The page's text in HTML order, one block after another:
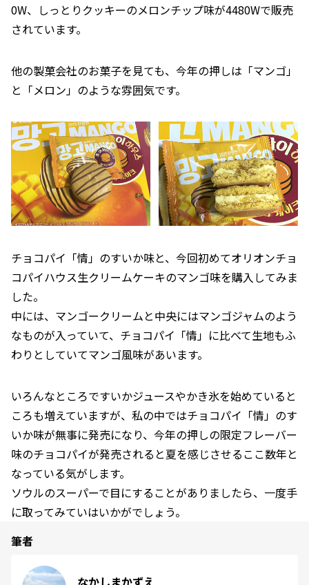
0W、しっとりクッキーのメロンチップ味が4480Wで販売
されています。
他の製菓会社のお菓子を見ても、今年の押しは「マンゴ」
と「メロン」のような雰囲気です。
チョコパイ「情」のすいか味と、今回初めてオリオンチョ
コパイハウス生クリームケーキのマンゴ味を購入してみま
した。
中には、マンゴークリームと中央にはマンゴジャムのよう
なものが入っていて、チョコパイ「情」に比べて生地もふ
わりとしていてマンゴ風味があいます。
いろんなところですいかジュースやかき氷を始めていると
ころも増えていますが、私の中ではチョコパイ「情」のす
いか味が無事に発売になり、今年の押しの限定フレーバー
味のチョコパイが発売されると夏を感じさせるここ数年と
なっている気がします。
ソウルのスーパーで目にすることがありましたら、一度手
に取ってみていはいかがでしょう。
筆者